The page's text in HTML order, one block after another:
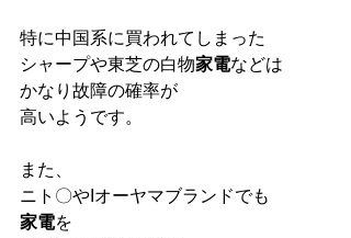
特に中国系に買われてしまった
シャープや東芝の白物家電などは
かなり故障の確率が
高いようです。
また、
ニト〇やIオーヤマブランドでも
家電を